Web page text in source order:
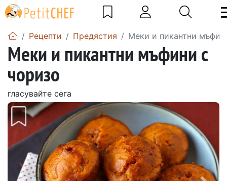
Рецепти Предястия Меки и пикантни
Меки и пикантни мъфини с
чоризо
гласувайте сега